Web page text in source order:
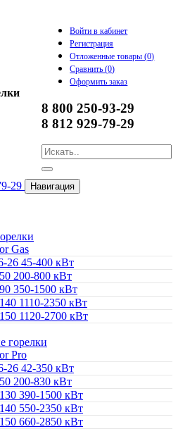
Войти в кабинет
Регистрация
Отложенные товары (0)
Сравнить (0)
Оформить заказ
8 800 250-93-29
8 812 929-79-29
29 Навигация
Gas
26 45-400 кВт
200-800 кВт
350-1500 кВт
1110-2350 кВт
1120-2700 кВт
горелки
Pro
26 42-350 кВт
200-830 кВт
390-1500 кВт
550-2350 кВт
660-2850 кВт